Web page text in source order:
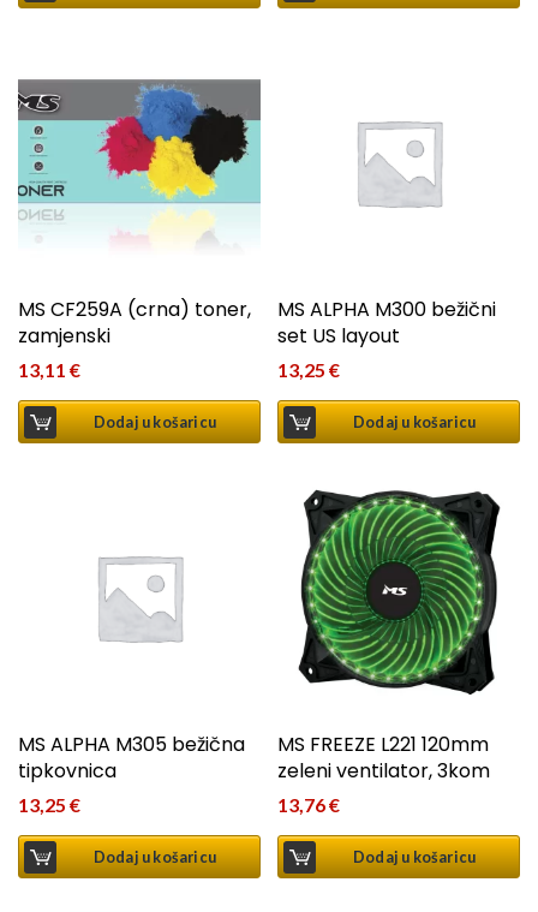
MS CF259A (crna) toner,
zamjenski
13,11 €
Dodaj u košaricu
MS ALPHA M300 bežični
set US layout
13,25€
Dodaj u košaricu
MS ALPHA M305 bežična
tipkovnica
13,25 €
Dodaj u košaricu
MS FREEZE L221 120mm
zeleni ventilator, 3kom
13,76€
Dodaj u košaricu